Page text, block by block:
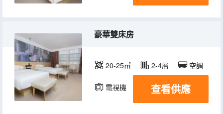
豪華雙床房
20-25㎡ 2-4層 空調
電視機 查看供應